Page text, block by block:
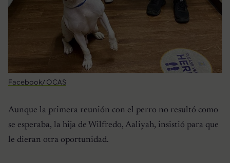
Facebook/ OCAS
Aunque la primera reunión con el perro no resultó como
se esperaba, la hija de Wilfredo, Aaliyah, insistió para que
le dieran otra oportunidad.